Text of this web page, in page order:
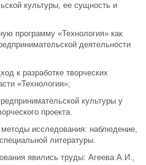
культуры, ее сущность и
программу «Технология» как
деятельности
к разработке творческих
«Технология»;
культуры у
проекта.
исследования: наблюдение,
литературы.
явились труды: Агеева А.И.,